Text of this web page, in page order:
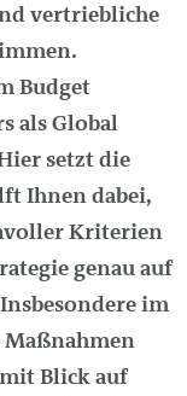
vertriebliche
Budget
als Global
setzt die
Ihnen dabei,
Kriterien
genau auf
im
Maßnahmen
Blick auf